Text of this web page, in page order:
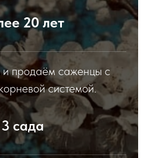
20 лет
продаём саженцы с
системой.
3 сада